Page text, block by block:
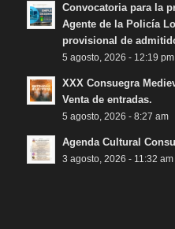
Convocatoria para la
Agente de la Policía
provisional de
5 agosto, 2026 - 12:19 pm
XXX Consuegra
Venta de entradas.
5 agosto, 2026 - 8:27 am
Agenda Cultural
3 agosto, 2026 - 11:32 am